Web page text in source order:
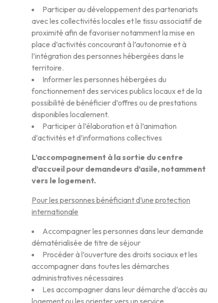
Participer au développement des partenariats
avec les collectivités locales et le tissu associatif de
proximité afin de favoriser notamment la mise en
place d’activités concourant à l’autonomie et à
l’intégration des personnes hébergées dans le
territoire.
Informer les personnes hébergées du
fonctionnement des services publics locaux et de la
possibilité de bénéficier d’offres ou de prestations
disponibles localement.
Participer à l’élaboration et à l’animation
d’activités et d’informations collectives
L’accompagnement à la sortie du centre
d’accueil pour demandeurs d’asile, notamment
vers le logement.
Pour les personnes bénéficiant d’une protection
internationale
Accompagner les personnes dans leur demande
dématérialisée de titre de séjour
Procéder à l’ouverture des droits sociaux et les
accompagner dans toutes les démarches
administratives nécessaires
Les accompagner dans leur démarche d’accès au
logement ou les orienter vers un service